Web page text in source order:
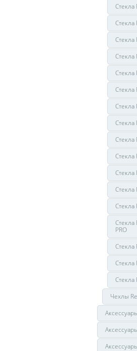
Стекла
Стекла
Стекла
Стекла
Стекла
Стекла
Стекла
Стекла
Стекла
Стекла
Стекла
Стекла
Стекла
PRO
Чехлы